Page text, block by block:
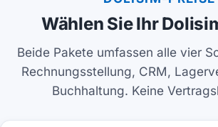
Wählen Sie Ihr
Beide Pakete umfassen alle vier
Rechnungsstellung, CRM,
Buchhaltung. Keine